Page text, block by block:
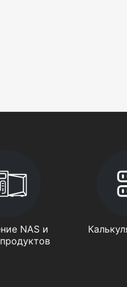
NAS и